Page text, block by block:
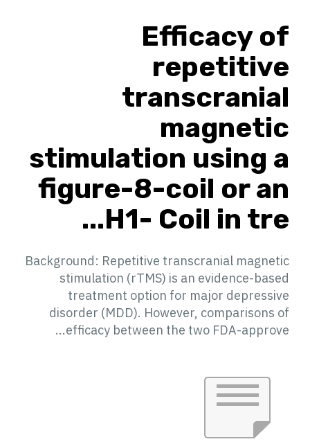
Efficacy of
repetitive
transcranial
magnetic
stimulation using a
figure-8-coil or an
H1- Coil in tre...
Background: Repetitive transcranial magnetic
stimulation (rTMS) is an evidence-based
treatment option for major depressive
disorder (MDD). However, comparisons of
efficacy between the two FDA-approve...